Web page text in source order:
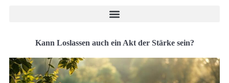
Kann Loslassen auch ein Akt der Stärke sein?